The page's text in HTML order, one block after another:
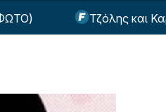
Τζόλης και